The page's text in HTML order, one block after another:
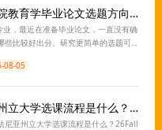
伦敦大学学院教育学毕业论文选题方向有推荐吗？
业，最近在准备毕业论文，一直没有确
些比较好出分、研究更简单的选题可
08-05
宾夕法尼亚州立大学选课流程是什么？26Fall新生如何选课？
尼亚州立大学选课流程是什么？26Fall